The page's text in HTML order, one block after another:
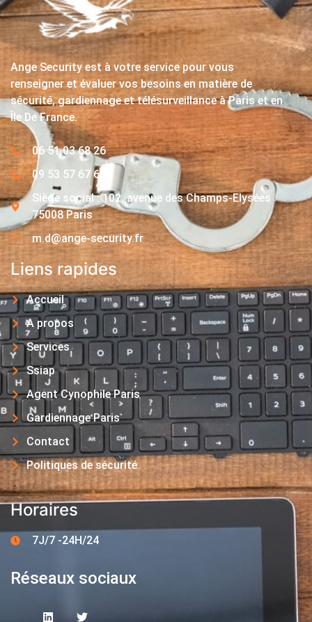
Ange Security est à votre service pour vous
renseigner et évaluer vos besoins en matière de
sécurité, gardiennage et télésurveillance à Paris et en
Île De France.
06 51 03 68 26
09 53 57 67 63
Siège social : 102, avenue des Champs-Elysées
75008 Paris
m.d@ange-security.fr
Liens rapides
Accueil
A propos
Services
Ssiap
Agent Cynophile Paris
Gardiennage Paris
Contact
Politiques de sécurité
Horaires
7J/7 -24H/24
Réseaux sociaux